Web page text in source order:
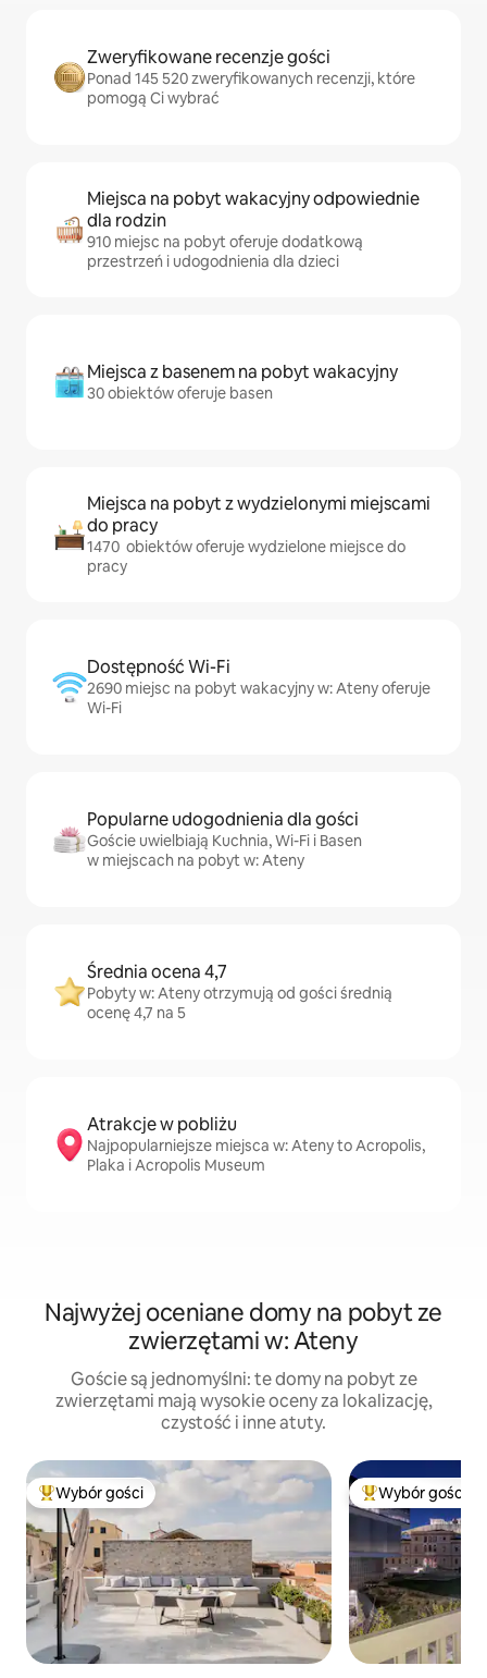
Zweryfikowane recenzje gości
Ponad 145 520 zweryfikowanych recenzji, które
pomogą Ci wybrać
Miejsca na pobyt wakacyjny odpowiednie
dla rodzin
910 miejsc na pobyt oferuje dodatkową
przestrzeń i udogodnienia dla dzieci
Miejsca z basenem na pobyt wakacyjny
30 obiektów oferuje basen
Miejsca na pobyt z wydzielonymi miejscami
do pracy
1470 obiektów oferuje wydzielone miejsce do
pracy
Dostępność Wi-Fi
2690 miejsc na pobyt wakacyjny w: Ateny oferuje
Wi-Fi
Popularne udogodnienia dla gości
Goście uwielbiają Kuchnia, Wi-Fi i Basen
w miejscach na pobyt w: Ateny
Średnia ocena 4,7
Pobyty w: Ateny otrzymują od gości średnią
ocenę 4,7 na 5
Atrakcje w pobliżu
Najpopularniejsze miejsca w: Ateny to Acropolis,
Plaka i Acropolis Museum
Najwyżej oceniane domy na pobyt ze
zwierzętami w: Ateny
Goście są jednomyślni: te domy na pobyt ze
zwierzętami mają wysokie oceny za lokalizację,
czystość i inne atuty.
Najpopularniejsze z kategorii Wybór gości
Wybór gości Wybór gości